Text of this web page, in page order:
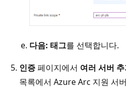
다음: 태그를 선택합니다.
인증페이지에서 여러 서버
목록에서 Azure Arc 지원 서